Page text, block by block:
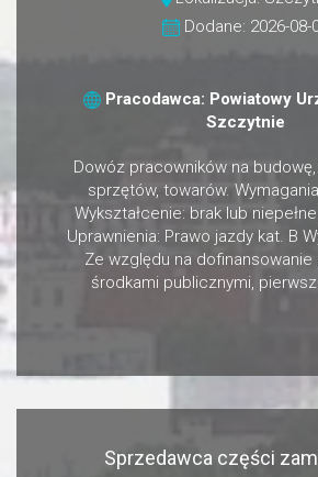
Dodane: 2026-08-
Pracodawca: Powiatowy
Szczytnie
Dowóz pracowników na
sprzętów, towarów.
Wykształcenie: brak lub
Uprawnienia: Prawo jazdy kat. B
Ze względu na dofinansowanie
środkami publicznymi,
Sprzedawca części